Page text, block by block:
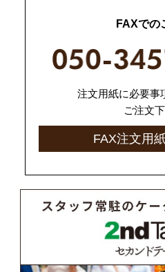
FAXでの
注文用紙に必要事
ご注文
FAX注文用